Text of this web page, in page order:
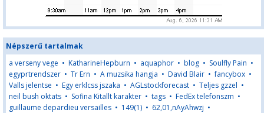
Népszerű tartalmak
a verseny vege • KatharineHepburn • aquaphor • blog • Soulfly Pain •
egyprtrendszer • Tr Ern • A muzsika hangja • David Blair •fancybox •
Valls jelentse • Egy erklcss jszaka • AGLstockforecast • Teljes gzzel •
neil bush oktats • Sofina Kitallt karakter • tags • FedEx telefonszm •
guillaume depardieu versailles • 149(1) • 62,01,nAyAhwzj •